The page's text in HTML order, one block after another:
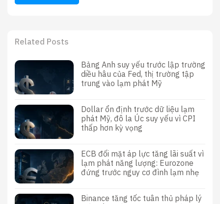
Related Posts
Bảng Anh suy yếu trước lập trường
diều hâu của Fed, thị trường tập
trung vào lạm phát Mỹ
Dollar ổn định trước dữ liệu lạm
phát Mỹ, đô la Úc suy yếu vì CPI
thấp hơn kỳ vọng
ECB đối mặt áp lực tăng lãi suất vì
lạm phát năng lượng: Eurozone
đứng trước nguy cơ đình lạm nhẹ
Binance tăng tốc tuân thủ pháp lý